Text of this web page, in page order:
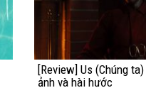
[Review] Us (Chúng
ảnh và hài hước